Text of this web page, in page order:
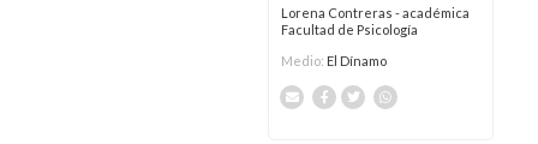
Lorena Contreras - académica
Facultad de Psicología
Medio: El Dínamo